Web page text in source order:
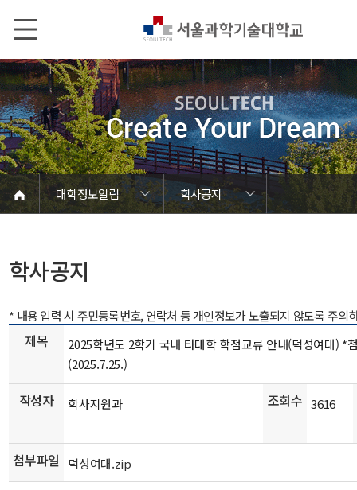
대학정보알림
학사공지
대학정보알림
정보공개
정보서비스안내
온라인민원센터
청렴행정
갑질신고센터
유실물 센터
SEOULTECH광장
대학공지사항
학사공지
장학공지
대학원공지
취업공지
대학입찰
채용정보
공모/외부행사
등록금심의위원회
코로나바이러스19 대응안내
재정위원회
학사공지
* 내용 입력 시 주민등록번호, 연락처 등 개인정보가 노출되지 않도록 주의
제목
2025학년도 2학기 국내 타대학 학점교류 안내(덕성여대) *
(2025.7.25.)
작성자 학사지원과 조회수 3616
첨부파일 덕성여대.zip